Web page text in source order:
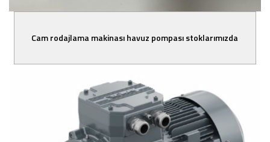
Cam rodajlama makinası havuz pompası stoklarımızda